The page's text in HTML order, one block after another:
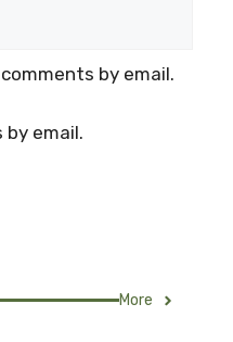
by email.
email.
More